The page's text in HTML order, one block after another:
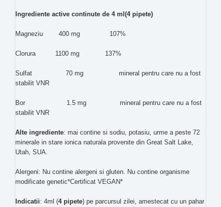
Ingrediente active continute de 4 ml(4 pipete)
Magneziu 400 mg 107%
Clorura 1100 mg 137%
Sulfat 70 mg mineral pentru care nu a fost
stabilit VNR
Bor 1.5 mg mineral pentru care nu a fost
stabilit VNR
Alte ingrediente: mai contine si sodiu, potasiu, urme a peste 72
minerale in stare ionica naturala provenite din Great Salt Lake,
Utah, SUA.
Alergeni: Nu contine alergeni si gluten. Nu contine organisme
modificate genetic*Certificat VEGAN*
Indicatii: 4ml (4 pipete) pe parcursul zilei, amestecat cu un pahar